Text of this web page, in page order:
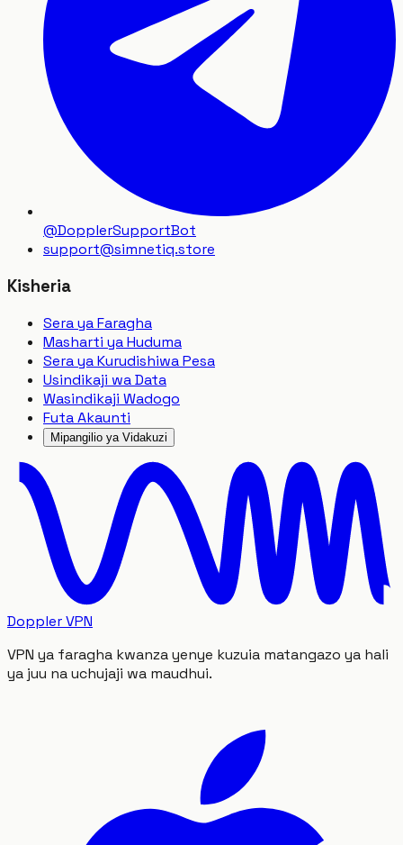
@DopplerSupportBot
support@simnetiq.store
Kisheria
Sera ya Faragha
Masharti ya Huduma
Sera ya Kurudishiwa Pesa
Usindikaji wa Data
Wasindikaji Wadogo
Futa Akaunti
Mipangilio ya Vidakuzi
Doppler VPN
VPN ya faragha kwanza yenye kuzuia matangazo ya hali
ya juu na uchujaji wa maudhui.